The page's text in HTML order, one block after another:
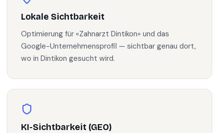
Lokale Sichtbarkeit
Optimierung für «Zahnarzt Dintikon» und das
Google-Unternehmensprofil — sichtbar genau dort,
wo in Dintikon gesucht wird.
KI-Sichtbarkeit (GEO)